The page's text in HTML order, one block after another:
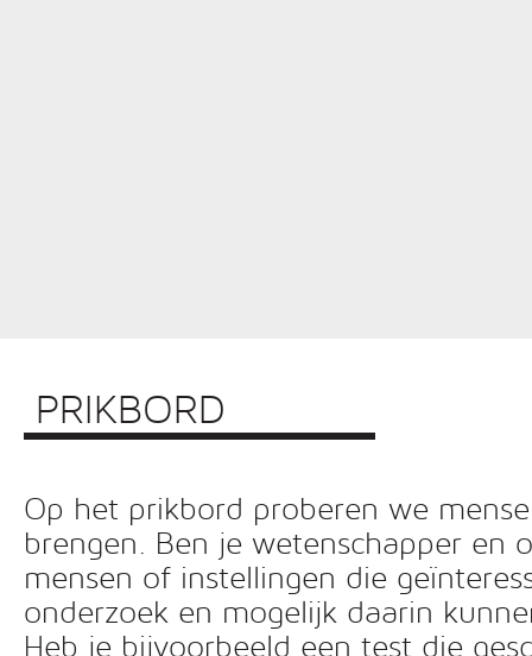
PRIKBORD
Op het prikbord proberen we
brengen. Ben je wetenschapper en
mensen of instellingen die
onderzoek en mogelijk daarin
Heb je bijvoorbeeld een test die